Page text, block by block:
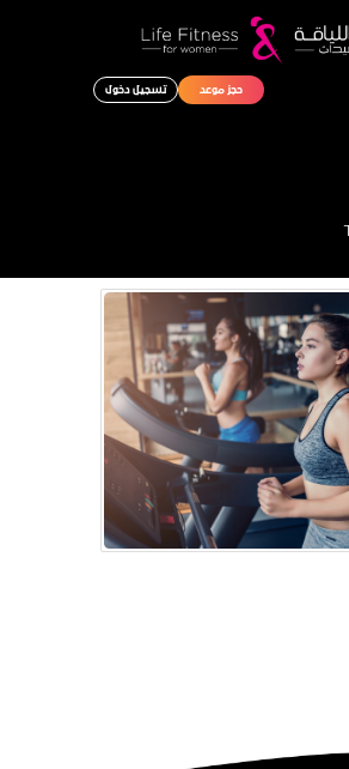
حجز موعد تسجيل دخول